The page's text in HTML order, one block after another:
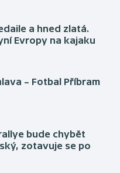
a hned zlatá.
Evropy na kajaku
– Fotbal Příbram
bude chybět
zotavuje se po